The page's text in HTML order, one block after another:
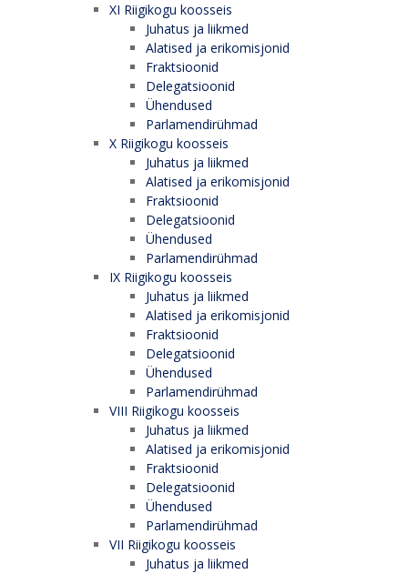
XI Riigikogu koosseis
Juhatus ja liikmed
Alatised ja erikomisjonid
Fraktsioonid
Delegatsioonid
Ühendused
Parlamendirühmad
X Riigikogu koosseis
Juhatus ja liikmed
Alatised ja erikomisjonid
Fraktsioonid
Delegatsioonid
Ühendused
Parlamendirühmad
IX Riigikogu koosseis
Juhatus ja liikmed
Alatised ja erikomisjonid
Fraktsioonid
Delegatsioonid
Ühendused
Parlamendirühmad
VIII Riigikogu koosseis
Juhatus ja liikmed
Alatised ja erikomisjonid
Fraktsioonid
Delegatsioonid
Ühendused
Parlamendirühmad
VII Riigikogu koosseis
Juhatus ja liikmed